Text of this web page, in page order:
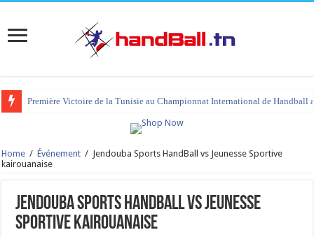
Première Victoire de la Tunisie au Championnat International de Handball
Home / Événement / Jendouba Sports HandBall vs Jeunesse Sportive
kairouanaise
Jendouba Sports HandBall vs Jeunesse
Sportive kairouanaise